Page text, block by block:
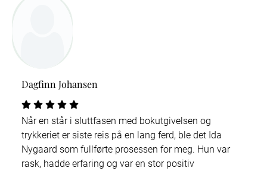
Dagfinn Johansen
Når en står i sluttfasen med bokutgivelsen og
trykkeriet er siste reis på en lang ferd, ble det Ida
Nygaard som fullførte prosessen for meg. Hun var
rask, hadde erfaring og var en stor positiv